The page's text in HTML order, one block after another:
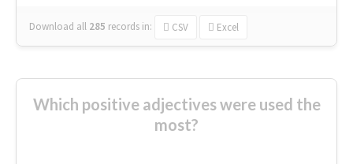
Download all 285 records in: CSV Excel
Which positive adjectives were used the
most?